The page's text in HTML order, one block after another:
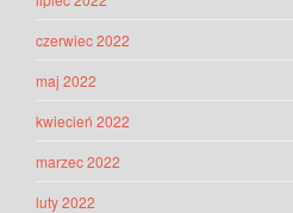
czerwiec 2022
maj 2022
kwiecień 2022
marzec 2022
luty 2022